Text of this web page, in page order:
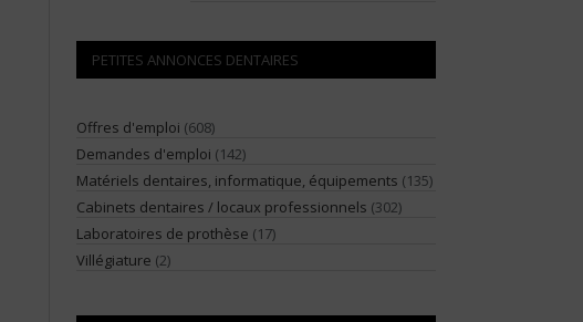
PETITES ANNONCES DENTAIRES
Offres d'emploi (608)
Demandes d'emploi (142)
Matériels dentaires, informatique, équipements (135)
Cabinets dentaires / locaux professionnels (302)
Laboratoires de prothèse (17)
Villégiature (2)